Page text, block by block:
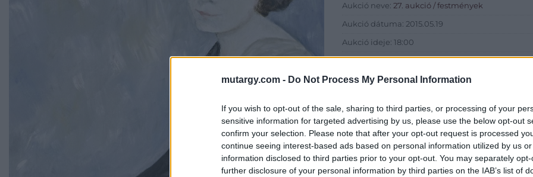
mutargy.com - Do Not Process My Personal Information
If you wish to opt-out of the sale, sharing to third parties, or processing of your
sensitive information for targeted advertising by us, please use the below opt-out
confirm your selection. Please note that after your opt-out request is processed
continue seeing interest-based ads based on personal information utilized by us
information disclosed to third parties prior to your opt-out. You may separately
further disclosure of your personal information by third parties on the IAB’s list of
Aukció neve: 27. aukció / festmények
Aukció dátuma: 2015.05.19
Aukció ideje: 18:00
Aukció helye: Biksady Galéria
Tételszám: 241
Eladó adatai
Cím: Törő
Biksady
1055,